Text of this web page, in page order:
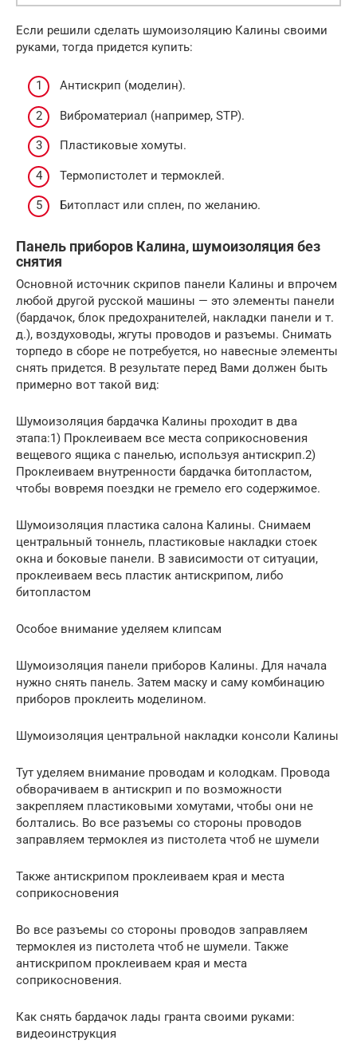
Если решили сделать шумоизоляцию Калины своими
руками, тогда придется купить:
Антискрип (моделин).
Виброматериал (например, STP).
Пластиковые хомуты.
Термопистолет и термоклей.
Битопласт или сплен, по желанию.
Панель приборов Калина, шумоизоляция без
снятия
Основной источник скрипов панели Калины и впрочем
любой другой русской машины — это элементы панели
(бардачок, блок предохранителей, накладки панели и т.
д.), воздуховоды, жгуты проводов и разъемы. Снимать
торпедо в сборе не потребуется, но навесные элементы
снять придется. В результате перед Вами должен быть
примерно вот такой вид:
Шумоизоляция бардачка Калины проходит в два
этапа:1) Проклеиваем все места соприкосновения
вещевого ящика с панелью, используя антискрип.2)
Проклеиваем внутренности бардачка битопластом,
чтобы вовремя поездки не гремело его содержимое.
Шумоизоляция пластика салона Калины. Снимаем
центральный тоннель, пластиковые накладки стоек
окна и боковые панели. В зависимости от ситуации,
проклеиваем весь пластик антискрипом, либо
битопластом
Особое внимание уделяем клипсам
Шумоизоляция панели приборов Калины. Для начала
нужно снять панель. Затем маску и саму комбинацию
приборов проклеить моделином.
Шумоизоляция центральной накладки консоли Калины
Тут уделяем внимание проводам и колодкам. Провода
обворачиваем в антискрип и по возможности
закрепляем пластиковыми хомутами, чтобы они не
болтались. Во все разъемы со стороны проводов
заправляем термоклея из пистолета чтоб не шумели
Также антискрипом проклеиваем края и места
соприкосновения
Во все разъемы со стороны проводов заправляем
термоклея из пистолета чтоб не шумели. Также
антискрипом проклеиваем края и места
соприкосновения.
Как снять бардачок лады гранта своими руками:
видеоинструкция